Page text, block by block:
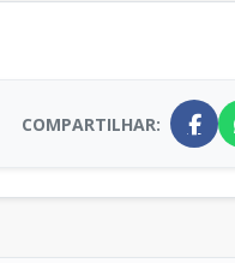
COMPARTILHAR: